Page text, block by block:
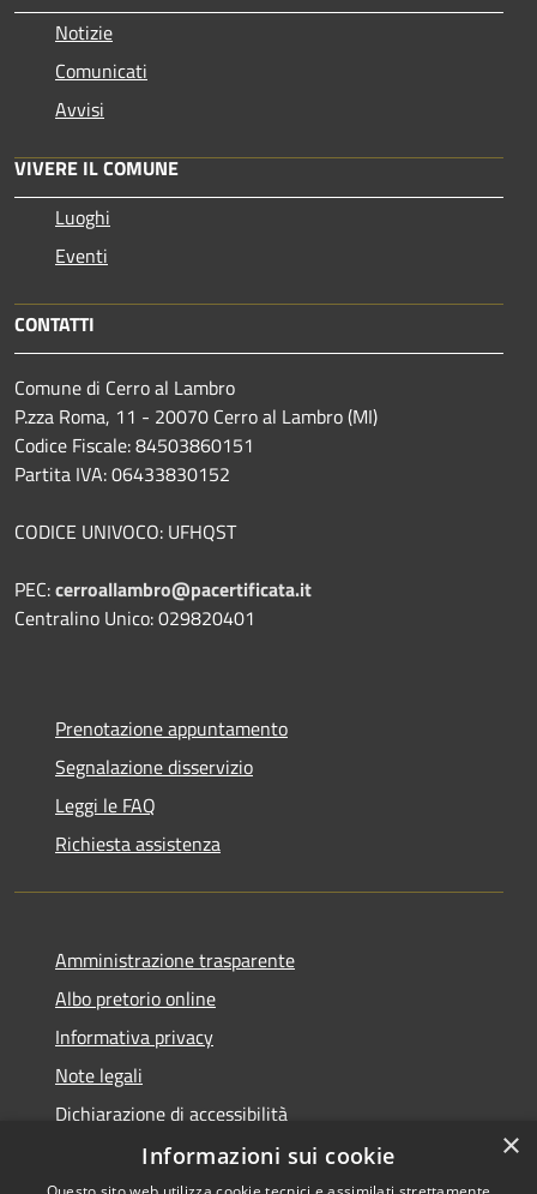
Notizie
Comunicati
Avvisi
VIVERE IL COMUNE
Luoghi
Eventi
CONTATTI
Comune di Cerro al Lambro
P.zza Roma, 11 - 20070 Cerro al Lambro (MI)
Codice Fiscale: 84503860151
Partita IVA: 06433830152
CODICE UNIVOCO: UFHQST
PEC:cerroallambro@pacertificata.it
Centralino Unico: 029820401
Prenotazione appuntamento
Segnalazione disservizio
Leggi le FAQ
Richiesta assistenza
Amministrazione trasparente
Albo pretorio online
Informativa privacy
Note legali
Dichiarazione di accessibilità
×
Informazioni sui cookie